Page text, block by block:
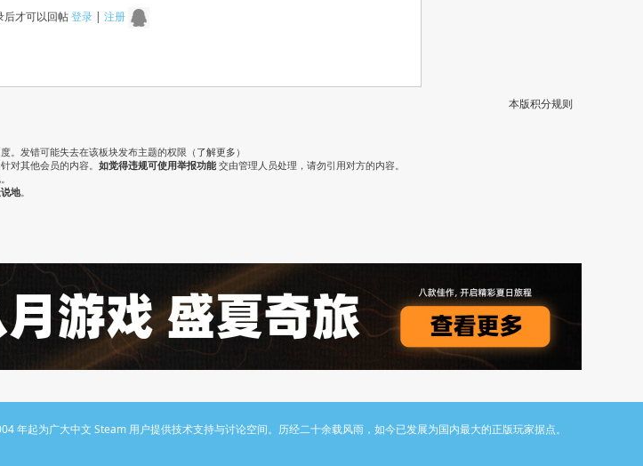
后才可以回帖登录| 注册
本版积分规则
。发错可能失去在该板块发布主题的权限（ 了解更多 ）
对其他会员的内容。 如觉得违规可使用举报功能 交由管理人员处理，请勿引用对方的内容。
地。
起为广大中文 Steam 用户提供技术支持与讨论空间。历经二十余载风雨，如今已发展为国内最大的正版玩家据点。